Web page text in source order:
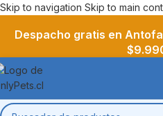
Skip to navigation Skip to main
Despacho gratis en